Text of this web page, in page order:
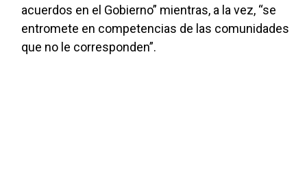
acuerdos en el Gobierno” mientras, a la vez, “se
entromete en competencias de las comunidades
que no le corresponden”.